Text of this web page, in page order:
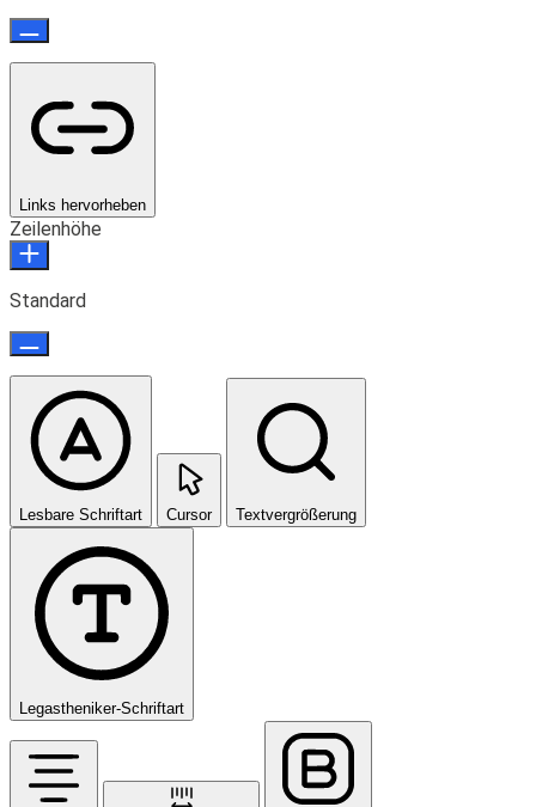
Links hervorheben
Zeilenhöhe
Standard
Lesbare Schriftart Cursor Textvergrößerung
Legastheniker-Schriftart